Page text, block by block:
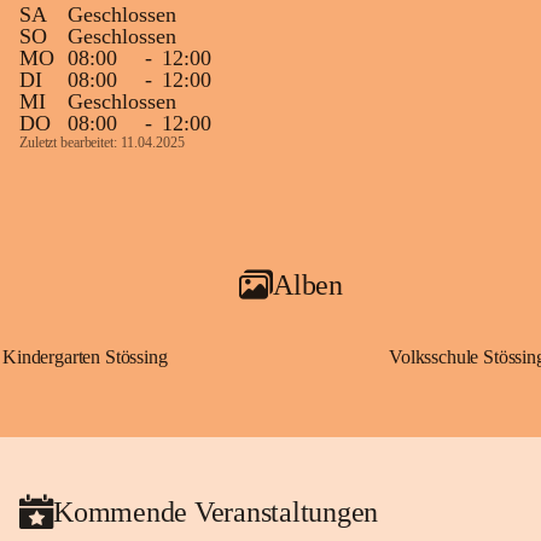
SA
Geschlossen
SO
Geschlossen
MO 08:00 - 12:00
DI
08:00 - 12:00
MI
Geschlossen
DO
08:00 - 12:00
Zuletzt bearbeitet: 11.04.2025
Alben
Kindergarten Stössing Volksschule
Kommende Veranstaltungen